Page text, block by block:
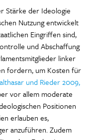
Stärke der Ideologie
Nutzung entwickelt
Eingriffen sind,
und Abschaffung
linker
fordern, um Kosten für
und Rieder 2009,
vor allem moderate
Positionen
erlauben es,
anzuführen. Zudem